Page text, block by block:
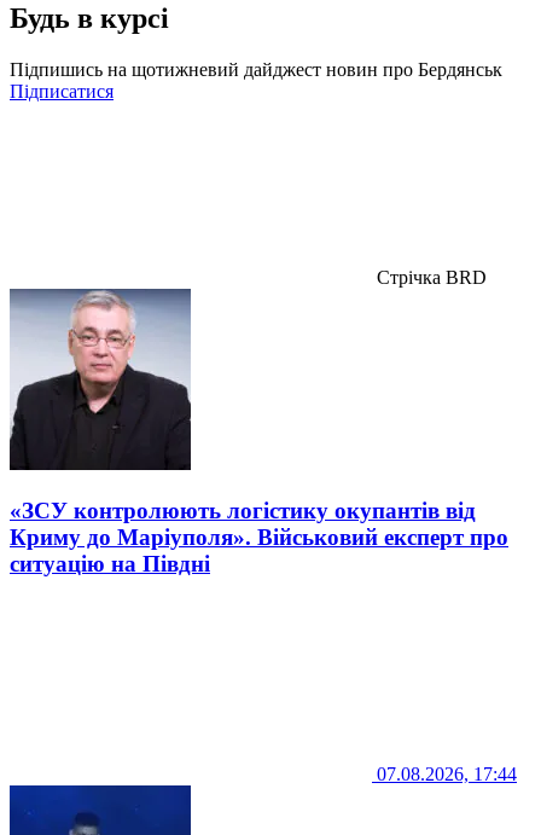
Будь в курсі
Підпишись на щотижневий дайджест новин про Бердянськ
Підписатися
Стрічка BRD
«ЗСУ контролюють логістику окупантів від
Криму до Маріуполя». Військовий експерт про
ситуацію на Півдні
07.08.2026, 17:44